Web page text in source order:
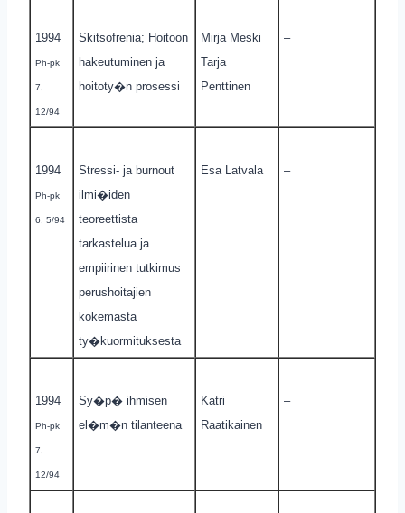
1994
Ph-pk
7,
12/94
Skitsofrenia; Hoitoon
hakeutuminen ja
hoitoty�n prosessi
Mirja Meski
Tarja
Penttinen
–
1994
Ph-pk
6, 5/94
Stressi- ja burnout
ilmi�iden
teoreettista
tarkastelua ja
empiirinen tutkimus
perushoitajien
kokemasta
ty�kuormituksesta
Esa Latvala –
1994
Ph-pk
7,
12/94
Sy�p� ihmisen
el�m�n tilanteena
Katri
Raatikainen
–